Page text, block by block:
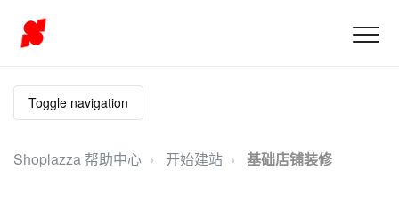
Toggle navigation
Shoplazza 帮助中心 开始建站 基础店铺装修